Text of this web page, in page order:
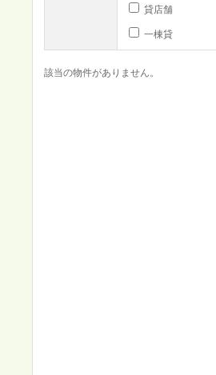
貸店舗
一棟貸
該当の物件がありません。